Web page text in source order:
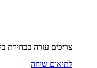
צריכים עזרה בבחירת
לתיאום שיחה